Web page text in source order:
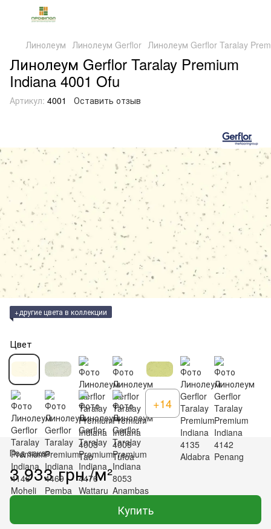
Линолеум Линолеум Gerflor Линолеум Gerflor Taralay
Линолеум Gerflor Taralay Premium
Indiana 4001 Ofu
Артикул: 4001 Оставить отзыв
+другие цвета в коллекции
Цвет
+14
Под заказ
3 933 грн./м²
Купить